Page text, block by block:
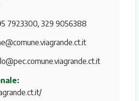
7923300, 329 9056388